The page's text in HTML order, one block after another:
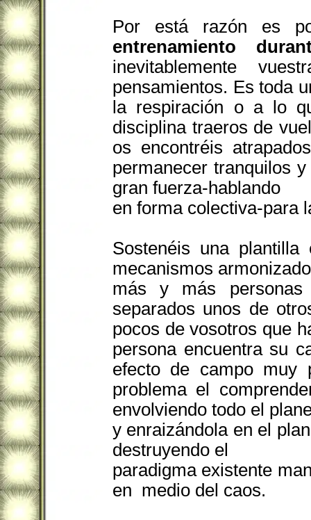
Por está razón es
entrenamiento
inevitablemente
pensamientos. Es toda
la respiración o a lo
disciplina traeros de
os encontréis
permanecer tranquilos
gran fuerza-hablando
en forma colectiva-para
Sostenéis una
mecanismos
más y más
separados unos de
pocos de vosotros que
persona encuentra su
efecto de campo muy
problema el
envolviendo todo el
y enraizándola en el
destruyendo el
paradigma existente
en medio del caos.